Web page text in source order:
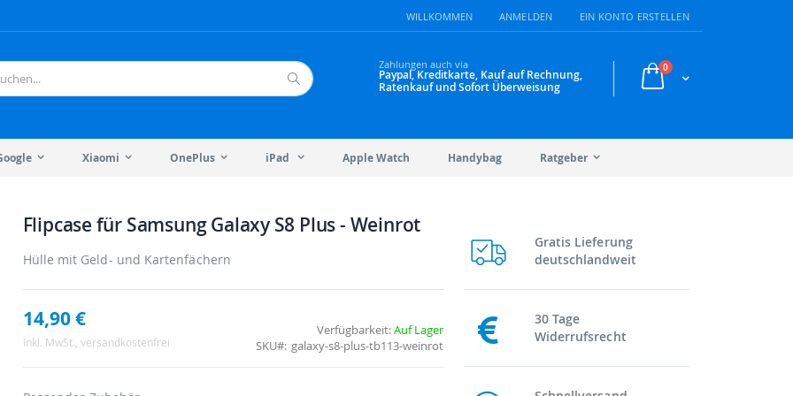
WILLKOMMEN ANMELDEN EIN KONTO ERSTELLEN
Warenkorb
0Artikel
Zahlungen auch via
Paypal, Kreditkarte, Kauf auf Rechnung,
Ratenkauf und Sofort Überweisung
Xiaomi OnePlus iPad Apple Watch Handybag Ratgeber
Flipcase für Samsung Galaxy S8 Plus - Weinrot
Hülle mit Geld- und Kartenfächern
14,90 €
Inkl. MwSt., versandkostenfrei
Verfügbarkeit:Auf Lager
SKU
galaxy-s8-plus-tb113-weinrot
Gratis Lieferung
deutschlandweit
30 Tage
Widerrufsrecht